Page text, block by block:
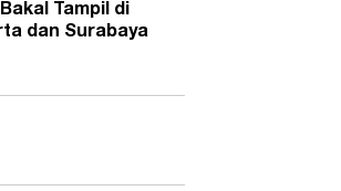
Tampil di
dan Surabaya